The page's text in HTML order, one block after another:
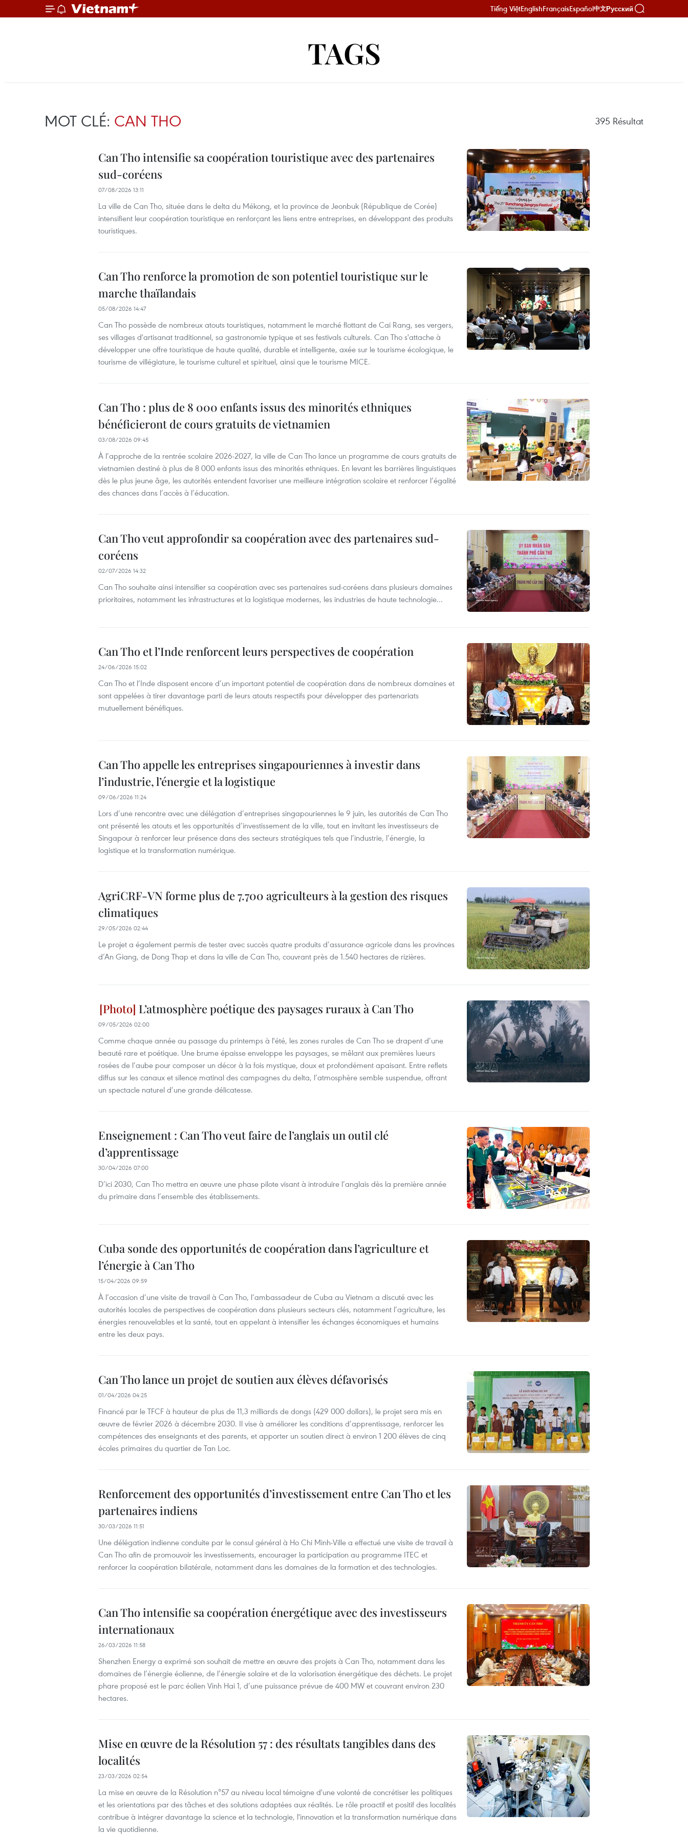
Tiếng ViệtEnglishFrançaisEspañol中文Русский
TAGS
MOT CLÉ: CAN THO 395 Résultat
Can Tho intensifie sa coopération touristique avec des partenaires
sud-coréens
07/08/2026 13:11
La ville de Can Tho, située dans le delta du Mékong, et la province de Jeonbuk (République de Corée)
intensifient leur coopération touristique en renforçant les liens entre entreprises, en développant des produits
touristiques.
Can Tho renforce la promotion de son potentiel touristique sur le
marche thaïlandais
05/08/2026 14:47
Can Tho possède de nombreux atouts touristiques, notamment le marché flottant de Cai Rang, ses vergers,
ses villages d'artisanat traditionnel, sa gastronomie typique et ses festivals culturels. Can Tho s'attache à
développer une offre touristique de haute qualité, durable et intelligente, axée sur le tourisme écologique, le
tourisme de villégiature, le tourisme culturel et spirituel, ainsi que le tourisme MICE.
Can Tho : plus de 8 000 enfants issus des minorités ethniques
bénéficieront de cours gratuits de vietnamien
03/08/2026 09:45
À l’approche de la rentrée scolaire 2026-2027, la ville de Can Tho lance un programme de cours gratuits de
vietnamien destiné à plus de 8 000 enfants issus des minorités ethniques. En levant les barrières linguistiques
dès le plus jeune âge, les autorités entendent favoriser une meilleure intégration scolaire et renforcer l’égalité
des chances dans l’accès à l’éducation.
Can Tho veut approfondir sa coopération avec des partenaires sud-
coréens
02/07/2026 14:32
Can Tho souhaite ainsi intensifier sa coopération avec ses partenaires sud-coréens dans plusieurs domaines
prioritaires, notamment les infrastructures et la logistique modernes, les industries de haute technologie...
Can Tho et l’Inde renforcent leurs perspectives de coopération
24/06/2026 15:02
Can Tho et l’Inde disposent encore d’un important potentiel de coopération dans de nombreux domaines et
sont appelées à tirer davantage parti de leurs atouts respectifs pour développer des partenariats
mutuellement bénéfiques.
Can Tho appelle les entreprises singapouriennes à investir dans
l’industrie, l’énergie et la logistique
09/06/2026 11:24
Lors d’une rencontre avec une délégation d’entreprises singapouriennes le 9 juin, les autorités de Can Tho
ont présenté les atouts et les opportunités d’investissement de la ville, tout en invitant les investisseurs de
Singapour à renforcer leur présence dans des secteurs stratégiques tels que l’industrie, l’énergie, la
logistique et la transformation numérique.
AgriCRF-VN forme plus de 7.700 agriculteurs à la gestion des risques
climatiques
29/05/2026 02:44
Le projet a également permis de tester avec succès quatre produits d’assurance agricole dans les provinces
d’An Giang, de Dong Thap et dans la ville de Can Tho, couvrant près de 1.540 hectares de rizières.
L’atmosphère poétique des paysages ruraux à Can Tho
09/05/2026 02:00
Comme chaque année au passage du printemps à l'été, les zones rurales de Can Tho se drapent d’une
beauté rare et poétique. Une brume épaisse enveloppe les paysages, se mêlant aux premières lueurs
rosées de l’aube pour composer un décor à la fois mystique, doux et profondément apaisant. Entre reflets
diffus sur les canaux et silence matinal des campagnes du delta, l’atmosphère semble suspendue, offrant
un spectacle naturel d’une grande délicatesse.
Enseignement : Can Tho veut faire de l’anglais un outil clé
d’apprentissage
30/04/2026 07:00
D’ici 2030, Can Tho mettra en œuvre une phase pilote visant à introduire l’anglais dès la première année
du primaire dans l’ensemble des établissements.
Cuba sonde des opportunités de coopération dans l’agriculture et
l’énergie à Can Tho
15/04/2026 09:59
À l’occasion d’une visite de travail à Can Tho, l’ambassadeur de Cuba au Vietnam a discuté avec les
autorités locales de perspectives de coopération dans plusieurs secteurs clés, notamment l’agriculture, les
énergies renouvelables et la santé, tout en appelant à intensifier les échanges économiques et humains
entre les deux pays.
Can Tho lance un projet de soutien aux élèves défavorisés
01/04/2026 04:25
Financé par le TFCF à hauteur de plus de 11,3 milliards de dongs (429 000 dollars), le projet sera mis en
œuvre de février 2026 à décembre 2030. Il vise à améliorer les conditions d’apprentissage, renforcer les
compétences des enseignants et des parents, et apporter un soutien direct à environ 1 200 élèves de cinq
écoles primaires du quartier de Tan Loc.
Renforcement des opportunités d’investissement entre Can Tho et les
partenaires indiens
30/03/2026 11:51
Une délégation indienne conduite par le consul général à Ho Chi Minh-Ville a effectué une visite de travail à
Can Tho afin de promouvoir les investissements, encourager la participation au programme ITEC et
renforcer la coopération bilatérale, notamment dans les domaines de la formation et des technologies.
Can Tho intensifie sa coopération énergétique avec des investisseurs
internationaux
26/03/2026 11:58
Shenzhen Energy a exprimé son souhait de mettre en œuvre des projets à Can Tho, notamment dans les
domaines de l’énergie éolienne, de l’énergie solaire et de la valorisation énergétique des déchets. Le projet
phare proposé est le parc éolien Vinh Hai 1, d’une puissance prévue de 400 MW et couvrant environ 230
hectares.
Mise en œuvre de la Résolution 57 : des résultats tangibles dans des
localités
23/03/2026 02:54
La mise en œuvre de la Résolution n°57 au niveau local témoigne d'une volonté de concrétiser les politiques
et les orientations par des tâches et des solutions adaptées aux réalités. Le rôle proactif et positif des localités
contribue à intégrer davantage la science et la technologie, l'innovation et la transformation numérique dans
la vie quotidienne.